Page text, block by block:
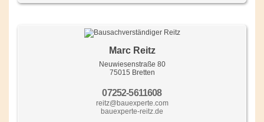
Marc Reitz
Neuwiesenstraße 80
75015 Bretten
07252-5611608
reitz@bauexperte.com
bauexperte-reitz.de